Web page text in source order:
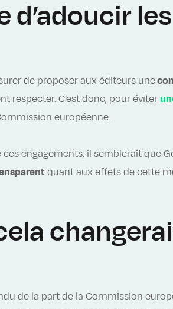
d’adoucir
de proposer aux éditeurs une
respecter. C’est donc, pour éviter
européenne.
engagements, il semblerait que
quant aux effets de cette
de la part de la Commission